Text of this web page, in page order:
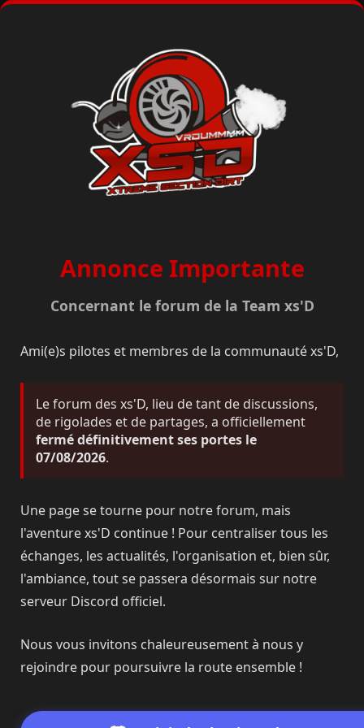
Annonce Importante
Concernant le forum de la Team xs'D
Ami(e)s pilotes et membres de la communauté xs'D,
Le forum des xs'D, lieu de tant de discussions,
de rigolades et de partages, a officiellement
fermé définitivement ses portes le
07/08/2026.
Une page se tourne pour notre forum, mais
l'aventure xs'D continue ! Pour centraliser tous les
échanges, les actualités, l'organisation et, bien sûr,
l'ambiance, tout se passera désormais sur notre
serveur Discord officiel.
Nous vous invitons chaleureusement à nous y
rejoindre pour poursuivre la route ensemble !